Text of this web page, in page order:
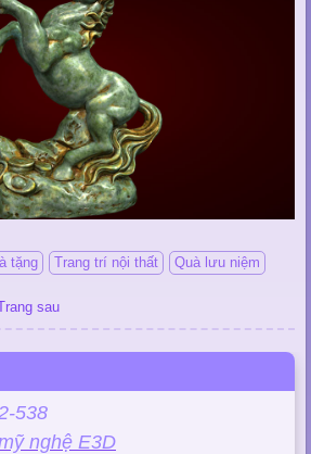
tặng Trang trí nội thất Quà lưu niệm
sau
538
nghệ E3D